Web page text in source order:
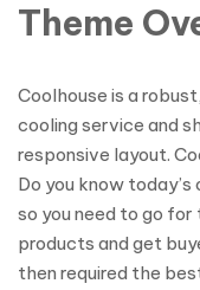
Theme
Coolhouse is a
cooling service and
responsive layout.
Do you know
so you need to go
products and get
then required the